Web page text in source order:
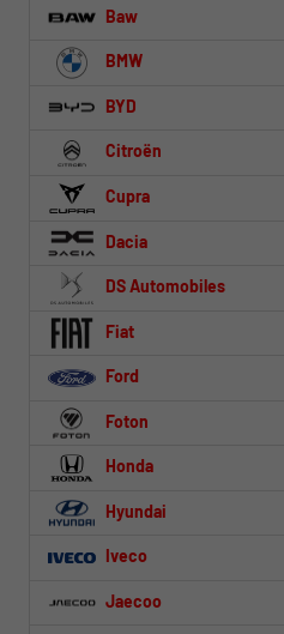
Baw
BMW
BYD
Citroën
Cupra
Dacia
DS Automobiles
Fiat
Ford
Foton
Honda
Hyundai
Iveco
Jaecoo